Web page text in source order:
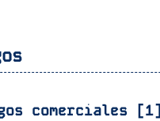
comerciales [1]